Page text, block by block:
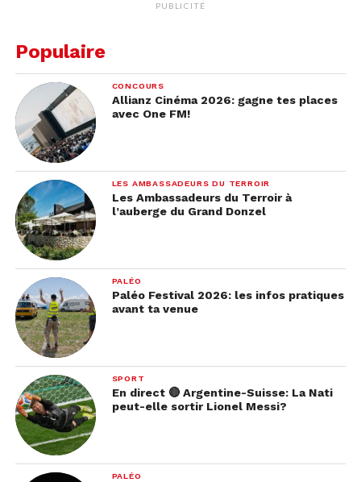
PUBLICITÉ
Populaire
CONCOURS
Allianz Cinéma 2026: gagne tes places
avec One FM!
LES AMBASSADEURS DU TERROIR
Les Ambassadeurs du Terroir à
l’auberge du Grand Donzel
PALÉO
Paléo Festival 2026: les infos pratiques
avant ta venue
SPORT
En direct 🔴 Argentine-Suisse: La Nati
peut-elle sortir Lionel Messi?
PALÉO